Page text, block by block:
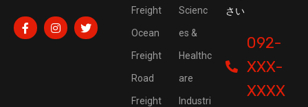
Freight
Ocean
Freight
Road
Freight
Scienc
es &
Healthc
are
Industri
さい
092-
XXX-
XXXX